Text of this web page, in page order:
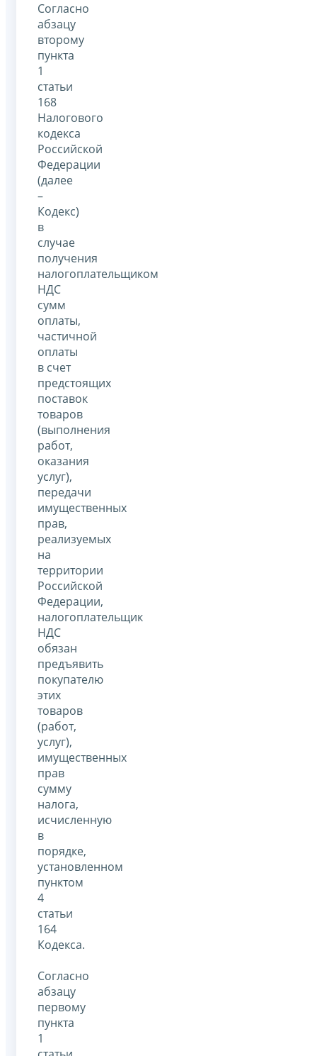
Согласно
абзацу
второму
пункта
1
статьи
168
Налогового
кодекса
Российской
Федерации
(далее
–
Кодекс)
в
случае
получения
налогоплательщиком
НДС
сумм
оплаты,
частичной
оплаты
в счет
предстоящих
поставок
товаров
(выполнения
работ,
оказания
услуг),
передачи
имущественных
прав,
реализуемых
на
территории
Российской
Федерации,
налогоплательщик
НДС
обязан
предъявить
покупателю
этих
товаров
(работ,
услуг),
имущественных
прав
сумму
налога,
исчисленную
в
порядке,
установленном
пунктом
4
статьи
164
Кодекса.
Согласно
абзацу
первому
пункта
1